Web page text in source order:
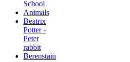
School
Animals
Beatrix
Potter -
Peter
rabbit
Berenstain